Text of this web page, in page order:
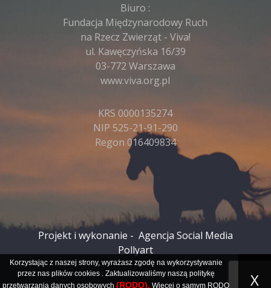
Biuro :
Fundacja Międzynarodowy Ruch
na Rzecz Zwierząt - Viva!
ul. Kawęczyńska 16/39
03-772 Warszawa
www.viva.org.pl
KRS 0000135274
NIP 525-21-91-290
Regon 016409834
Projekt i wykonanie - Agencja Social Media
Pollyart
Korzystając z naszej strony, wyrażasz zgodę na wykorzystywanie
przez nas plików cookies. Zaktualizowaliśmy naszą politykę
przetwarzania danych osobowych (RODO). Więcej o samym RODO X